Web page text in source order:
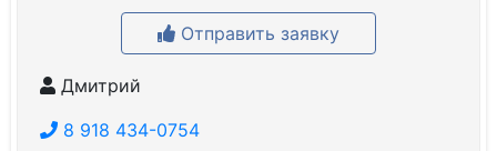
Отправить заявку
Дмитрий
8 918 434-0754